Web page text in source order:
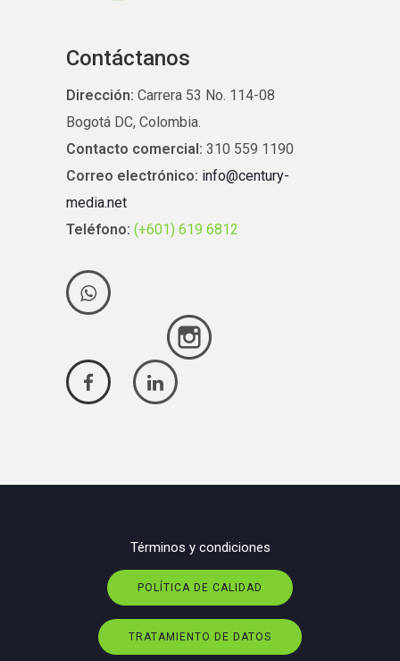
Contáctanos
Dirección: Carrera 53 No. 114-08
Bogotá DC, Colombia.
Contacto comercial: 310 559 1190
Correo electrónico: info@century-
media.net
Teléfono: (+601) 619 6812
Términos y condiciones
POLÍTICA DE CALIDAD
TRATAMIENTO DE DATOS